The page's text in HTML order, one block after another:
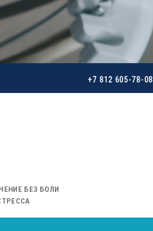
+7 812 605-78-08
БЕЗ БОЛИ